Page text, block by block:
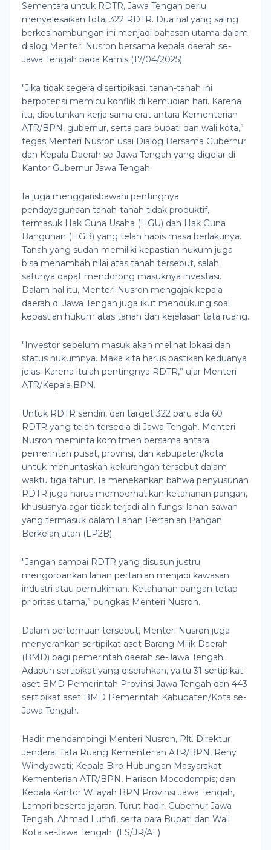
Sementara untuk RDTR, Jawa Tengah perlu
menyelesaikan total 322 RDTR. Dua hal yang saling
berkesinambungan ini menjadi bahasan utama dalam
dialog Menteri Nusron bersama kepala daerah se-
Jawa Tengah pada Kamis (17/04/2025).
"Jika tidak segera disertipikasi, tanah-tanah ini
berpotensi memicu konflik di kemudian hari. Karena
itu, dibutuhkan kerja sama erat antara Kementerian
ATR/BPN, gubernur, serta para bupati dan wali kota,”
tegas Menteri Nusron usai Dialog Bersama Gubernur
dan Kepala Daerah se-Jawa Tengah yang digelar di
Kantor Gubernur Jawa Tengah.
Ia juga menggarisbawahi pentingnya
pendayagunaan tanah-tanah tidak produktif,
termasuk Hak Guna Usaha (HGU) dan Hak Guna
Bangunan (HGB) yang telah habis masa berlakunya.
Tanah yang sudah memiliki kepastian hukum juga
bisa menambah nilai atas tanah tersebut, salah
satunya dapat mendorong masuknya investasi.
Dalam hal itu, Menteri Nusron mengajak kepala
daerah di Jawa Tengah juga ikut mendukung soal
kepastian hukum atas tanah dan kejelasan tata ruang.
"Investor sebelum masuk akan melihat lokasi dan
status hukumnya. Maka kita harus pastikan keduanya
jelas. Karena itulah pentingnya RDTR,” ujar Menteri
ATR/Kepala BPN.
Untuk RDTR sendiri, dari target 322 baru ada 60
RDTR yang telah tersedia di Jawa Tengah. Menteri
Nusron meminta komitmen bersama antara
pemerintah pusat, provinsi, dan kabupaten/kota
untuk menuntaskan kekurangan tersebut dalam
waktu tiga tahun. Ia menekankan bahwa penyusunan
RDTR juga harus memperhatikan ketahanan pangan,
khususnya agar tidak terjadi alih fungsi lahan sawah
yang termasuk dalam Lahan Pertanian Pangan
Berkelanjutan (LP2B).
"Jangan sampai RDTR yang disusun justru
mengorbankan lahan pertanian menjadi kawasan
industri atau pemukiman. Ketahanan pangan tetap
prioritas utama,” pungkas Menteri Nusron.
Dalam pertemuan tersebut, Menteri Nusron juga
menyerahkan sertipikat aset Barang Milik Daerah
(BMD) bagi pemerintah daerah se-Jawa Tengah.
Adapun sertipikat yang diserahkan, yaitu 31 sertipikat
aset BMD Pemerintah Provinsi Jawa Tengah dan 443
sertipikat aset BMD Pemerintah Kabupaten/Kota se-
Jawa Tengah.
Hadir mendampingi Menteri Nusron, Plt. Direktur
Jenderal Tata Ruang Kementerian ATR/BPN, Reny
Windyawati; Kepala Biro Hubungan Masyarakat
Kementerian ATR/BPN, Harison Mocodompis; dan
Kepala Kantor Wilayah BPN Provinsi Jawa Tengah,
Lampri beserta jajaran. Turut hadir, Gubernur Jawa
Tengah, Ahmad Luthfi, serta para Bupati dan Wali
Kota se-Jawa Tengah. (LS/JR/AL)